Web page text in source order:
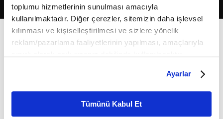
toplumu hizmetlerinin sunulması amacıyla
kullanılmaktadır. Diğer çerezler, sitemizin daha işlevsel
kılınması ve kişiselleştirilmesi ve sizlere yönelik
reklam/pazarlama faaliyetlerinin yapılması, amaçlarıyla
belirleyebilirsiniz. Çerezlere ilişkin detaylı bilgi için
Ayarlar butonuna tıklayabilir,Çerez Bilgilendirme
Metnimizi ziyaret edebilirsiniz.
6698 sayılı Kişisel Verilerin Korunması Kanunu uyarınca
Ayarlar
Tümünü Kabul Et